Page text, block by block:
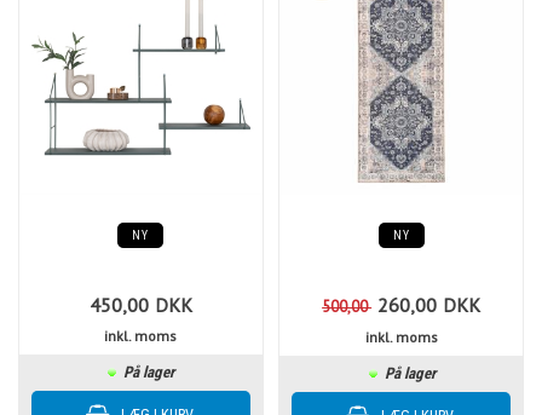
NY
450,00 DKK
inkl. moms
På lager
NY
500,00 260,00 DKK
inkl. moms
På lager